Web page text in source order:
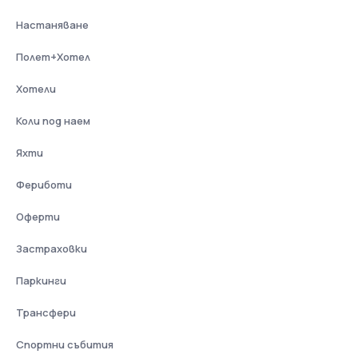
Настаняване
Полет+Хотел
Хотели
Коли под наем
Яхти
Фериботи
Оферти
Застраховки
Паркинги
Трансфери
Спортни събития